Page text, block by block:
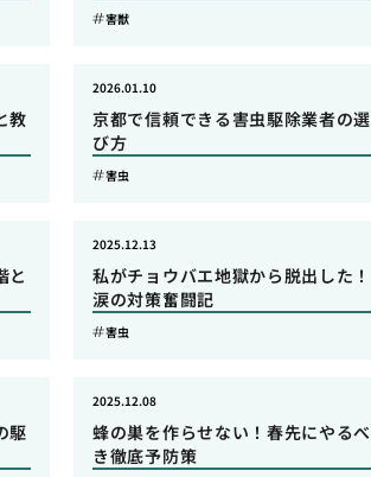
害獣
教
京都で信頼できる害虫駆除業者の選
び方
2026.01.10
害虫
と
私がチョウバエ地獄から脱出した！
涙の対策奮闘記
2025.12.13
害虫
駆
蜂の巣を作らせない！春先にやるべ
き徹底予防策
2025.12.08